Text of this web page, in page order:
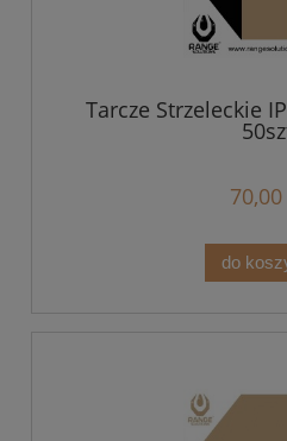
Tarcze Strzeleckie
70,00
do